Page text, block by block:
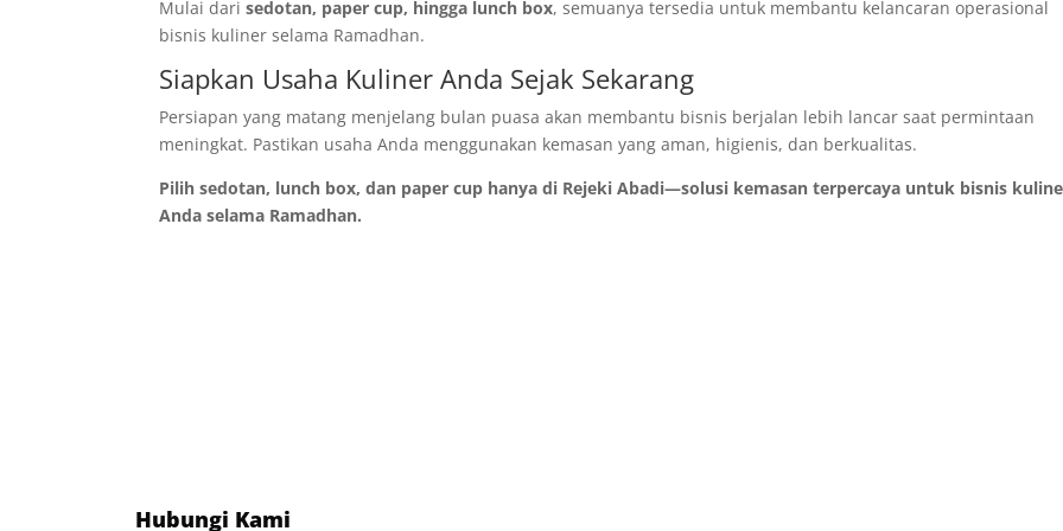
Mulai darisedotan, paper cup, hingga lunch box, semuanya tersedia untuk membantu kelancaran operasional
bisnis kuliner selama Ramadhan.
Siapkan Usaha Kuliner Anda Sejak Sekarang
Persiapan yang matang menjelang bulan puasa akan membantu bisnis berjalan lebih lancar saat permintaan
meningkat. Pastikan usaha Anda menggunakan kemasan yang aman, higienis, dan berkualitas.
Pilih sedotan, lunch box, dan paper cup hanya di Rejeki Abadi—solusi kemasan terpercaya untuk bisnis
Anda selama Ramadhan.
Hubungi Kami